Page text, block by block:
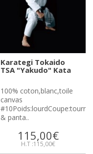
Karategi Tokaido
TSA "Yakudo" Kata
100% coton,blanc,toile
canvas
& panta..
115,00€
H.T :115,00€